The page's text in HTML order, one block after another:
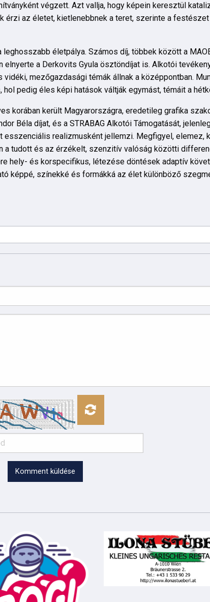
végzett. Azt vallja, hogy képein keresztül
érzi az életet, kietlenebbnek a teret, szerinte a
életpálya. Számos díj, többek között a
elnyerte a Derkovits Gyula ösztöndíjat is. Alkotói
mezőgazdasági témák állnak a középpontban.
pedig éles képi hatások váltják egymást, témáit a
korában került Magyarországra, eredetileg grafika
Béla díjat, és a STRABAG Alkotói Támogatását, jelenleg
realizmusként jellemzi. Megfigyel, elemez,
a tudott és az érzékelt, szenzitív valóság közötti
hely- és korspecifikus, létezése döntések adaptív
képpé, színekké és formákká az élet különböző
Komment küldése